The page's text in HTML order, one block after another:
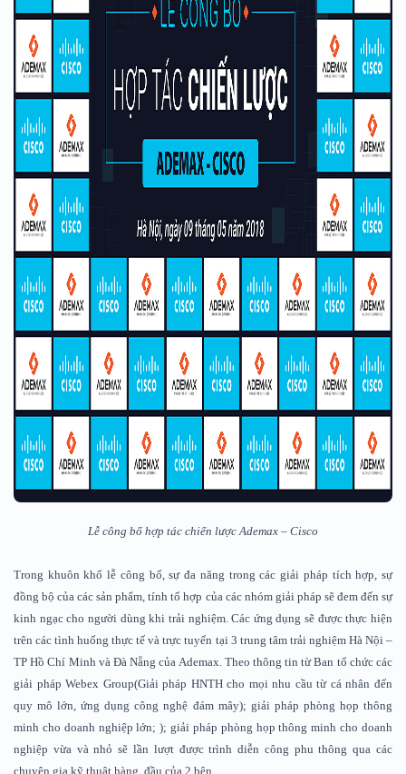
Lễ công bố hợp tác chiến lược Ademax – Cisco
Trong khuôn khổ lễ công bố, sự đa năng trong các giải pháp tích hợp, sự
đồng bộ của các sản phẩm, tính tổ hợp của các nhóm giải pháp sẽ đem đến sự
kinh ngạc cho người dùng khi trải nghiệm. Các ứng dụng sẽ được thực hiện
trên các tình huống thực tế và trực tuyến tại 3 trung tâm trải nghiệm Hà Nội –
TP Hồ Chí Minh và Đà Nẵng của Ademax. Theo thông tin từ Ban tổ chức các
giải pháp Webex Group(Giải pháp HNTH cho mọi nhu cầu từ cá nhân đến
quy mô lớn, ứng dụng công nghệ đám mây); giải pháp phòng họp thông
minh cho doanh nghiệp lớn; ); giải pháp phòng họp thông minh cho doanh
nghiệp vừa và nhỏ sẽ lần lượt được trình diễn công phu thông qua các
chuyên gia kỹ thuật hàng đầu của 2 bên.